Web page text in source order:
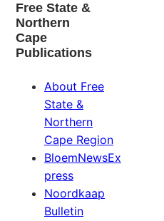
Free State &
Northern
Cape
Publications
About Free
State &
Northern
Cape Region
BloemNewsEx
press
Noordkaap
Bulletin